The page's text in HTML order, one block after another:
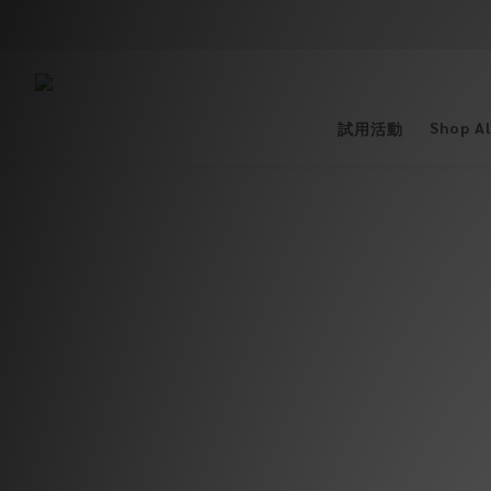
試用活動 Shop